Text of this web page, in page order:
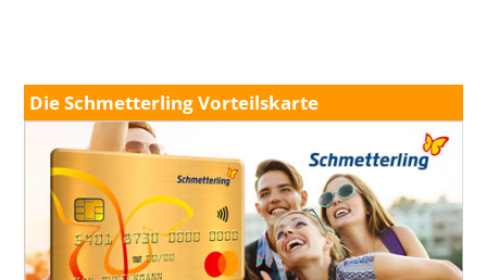
Die Schmetterling Vorteilskarte